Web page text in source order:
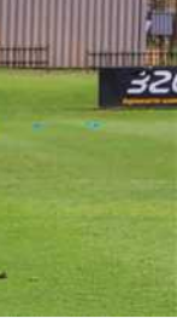
فيديوهات
عدسات
ركن الألعاب
بطولات